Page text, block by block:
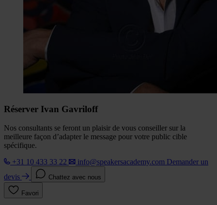
Réserver Ivan Gavriloff
Nos consultants se feront un plaisir de vous conseiller sur la
meilleure façon d’adapter le message pour votre public cible
spécifique.
+31 10 433 33 22
info@speakersacademy.com Demander un
devis
Chattez avec nous
Favori